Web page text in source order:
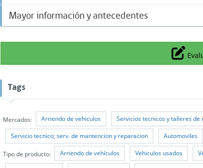
Mayor información y antecedentes
Tags
Mercados: Arriendo de vehiculos Servicios tecnicos y talleres de
Servicio tecnico; serv. de mantencion y reparacion Automoviles
Tipo de producto: Arriendo de vehículos Vehiculos usados